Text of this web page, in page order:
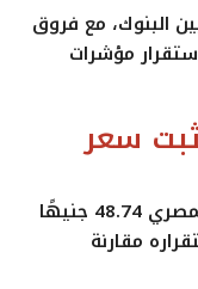
البنوك، مع فروق
مؤشرات
سعر
48.74 جنيهًا
مقارنة